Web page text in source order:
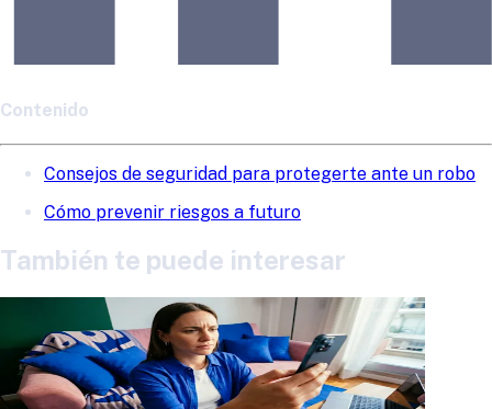
Contenido
Consejos de seguridad para protegerte ante un robo
Cómo prevenir riesgos a futuro
También te puede interesar